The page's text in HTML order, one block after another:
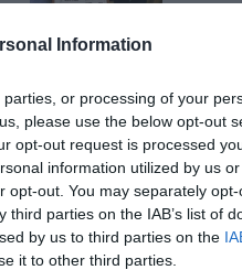
Information
or processing of your
please use the below opt-out
opt-out request is processed
information utilized by us
opt-out. You may separately
parties on the IAB’s list of
by us to third parties on the
it to other third parties.
quando,
cronaca
di origine
prezzi che
7
Voci
7